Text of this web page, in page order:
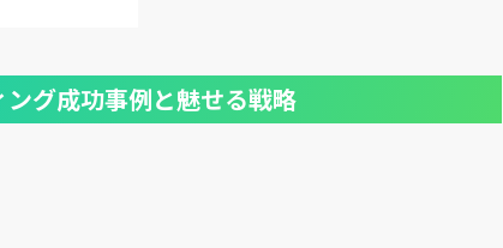
グ成功事例と魅せる戦略